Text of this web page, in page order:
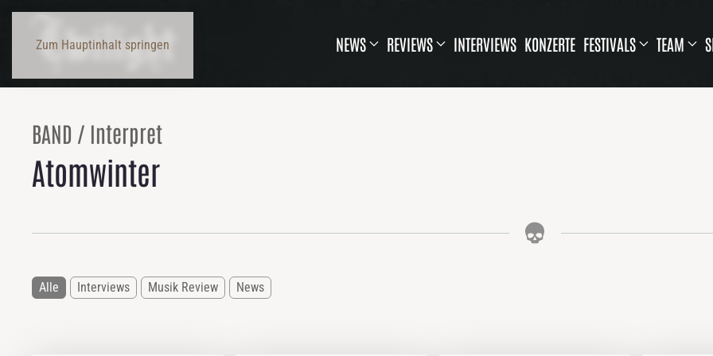
Zum Hauptinhalt springen NEWS REVIEWS INTERVIEWS KONZERTE FESTIVALS TEAM
BAND / Interpret
Atomwinter
Alle Interviews Musik Review News